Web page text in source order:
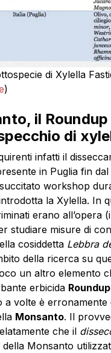
di Xylella
)
il Roundup
di
infatti il
in Puglia fin
workshop
la Xylella. In
erano all’opera
studiare misure di
cosiddetta Lebbra
della ricerca su
un altro elemento
erbicida
a volte è erronamente
Monsanto. Il
che il
Monsanto